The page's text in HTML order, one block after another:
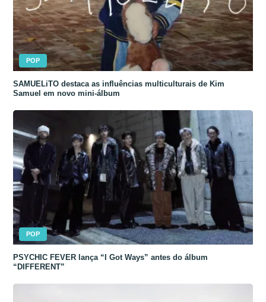
POP
SAMUELiTO destaca as influências multiculturais de Kim
Samuel em novo mini-álbum
POP
PSYCHIC FEVER lança “I Got Ways” antes do álbum
“DIFFERENT”